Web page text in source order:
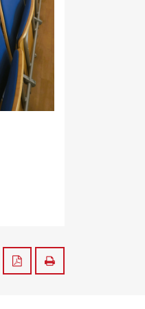
Zapisz do PDF
Drukuj